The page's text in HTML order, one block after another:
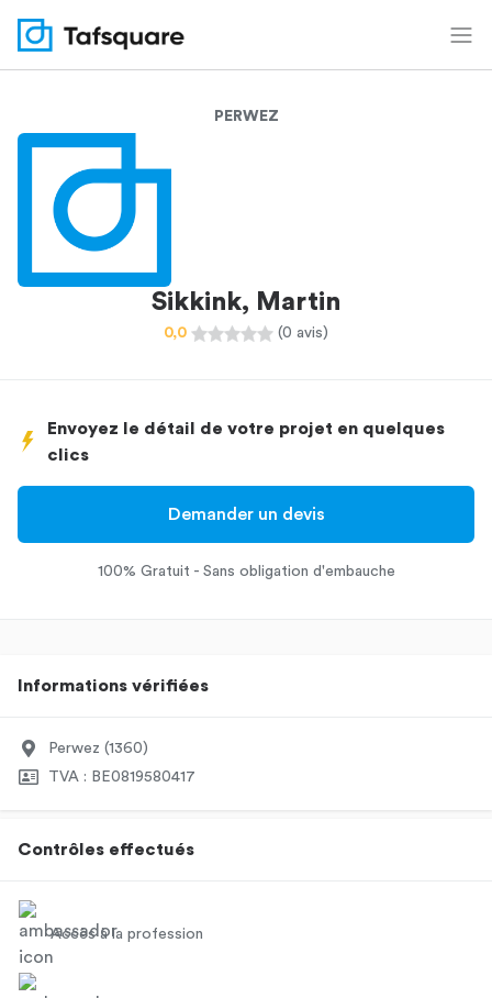
PERWEZ
Sikkink, Martin
0,0 (0 avis)
Envoyez le détail de votre projet en quelques
clics
Demander un devis
100% Gratuit - Sans obligation d'embauche
Informations vérifiées
Perwez (1360)
TVA : BE0819580417
Contrôles effectués
Accès à la profession